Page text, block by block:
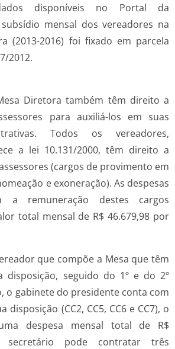
disponíveis no Portal da
mensal dos vereadores na
(2013-2016) foi fixado em parcela
2012.
Diretora também têm direito a
para auxiliá-los em suas
Todos os vereadores,
a lei 10.131/2000, têm direito a
(cargos de provimento em
e exoneração). As despesas
a remuneração destes cargos
total mensal de R$ 46.679,98 por
que compõe a Mesa que têm
disposição, seguido do 1º e do 2º
o gabinete do presidente conta com
disposição (CC2, CC5, CC6 e CC7), o
despesa mensal total de R$
secretário pode contratar três